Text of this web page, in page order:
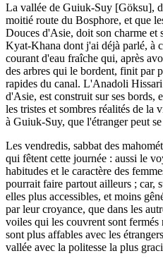
La vallée de Guiuk-Suy [Göksu],
moitié route du Bosphore, et que
Douces d'Asie, doit son charme et
Kyat-Khana dont j'ai déjà parlé, à
courant d'eau fraîche qui, après
des arbres qui le bordent, finit par
rapides du canal. L'Anadoli
d'Asie, est construit sur ses bords,
les tristes et sombres réalités de la
à Guiuk-Suy, que l'étranger peut
Les vendredis, sabbat des
qui fêtent cette journée : aussi le
habitudes et le caractère des
pourrait faire partout ailleurs ; car,
elles plus accessibles, et moins
par leur croyance, que dans les
voiles qui les couvrent sont fermés
sont plus affables avec les
vallée avec la politesse la plus